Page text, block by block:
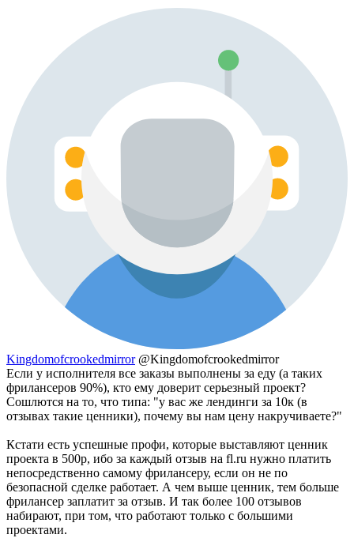
Kingdomofcrookedmirror @Kingdomofcrookedmirror
Если у исполнителя все заказы выполнены за еду (а таких
фрилансеров 90%), кто ему доверит серьезный проект?
Сошлются на то, что типа: "у вас же лендинги за 10к (в
отзывах такие ценники), почему вы нам цену накручиваете?"
Кстати есть успешные профи, которые выставляют ценник
проекта в 500р, ибо за каждый отзыв на fl.ru нужно платить
непосредственно самому фрилансеру, если он не по
безопасной сделке работает. А чем выше ценник, тем больше
фрилансер заплатит за отзыв. И так более 100 отзывов
набирают, при том, что работают только с большими
проектами.